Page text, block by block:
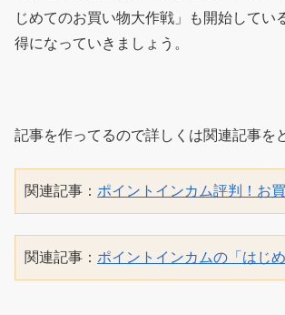
じめてのお買い物大作戦」も開始してい
得になっていきましょう。
記事を作ってるので詳しくは関連記事を
関連記事： ポイントインカム評判！お
関連記事： ポイントインカムの「はじ